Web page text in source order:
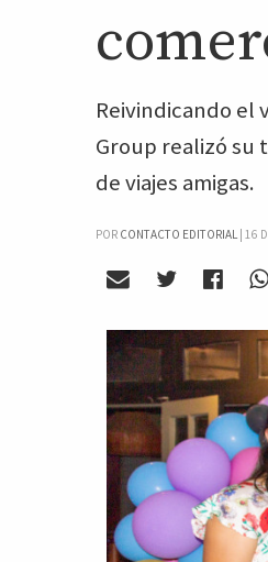
Reivindicando el
Group realizó su
de viajes amigas.
POR CONTACTO EDITORIAL | 16